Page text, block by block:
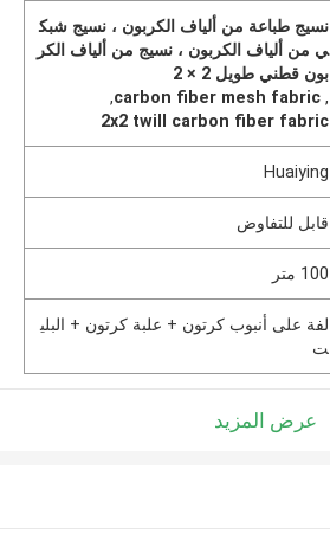
نسيج طباعة من ألياف الكربون ، نسيج شبك
ي من ألياف الكربون ، نسيج من ألياف الكر
بون قطني طويل 2 × 2
,
carbon fiber mesh fabric
,
2x2 twill carbon fiber fabric
Huaiying
قابل للتفاوض
100 متر
لفة على أنبوب كرتون + علبة كرتون + البلي
ت
عرض المزيد